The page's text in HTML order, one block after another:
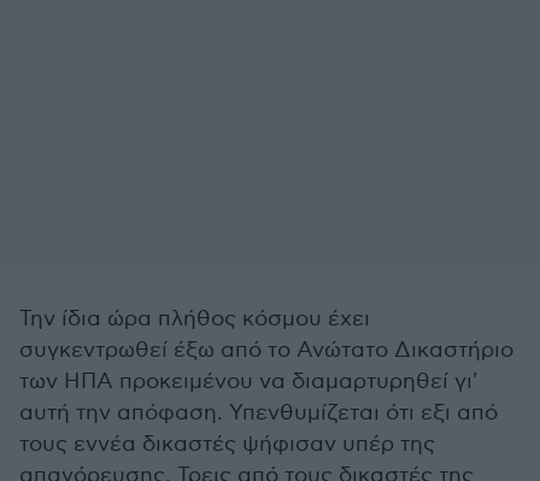
Την ίδια ώρα πλήθος κόσμου έχει
συγκεντρωθεί έξω από το Ανώτατο Δικαστήριο
των ΗΠΑ προκειμένου να διαμαρτυρηθεί γι'
αυτή την απόφαση. Υπενθυμίζεται ότι εξι από
τους εννέα δικαστές ψήφισαν υπέρ της
απαγόρευσης. Τρεις από τους δικαστές της